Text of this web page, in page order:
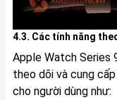
4.3. Các tính năng
Apple Watch Series
theo dõi và cung
cho người dùng như: